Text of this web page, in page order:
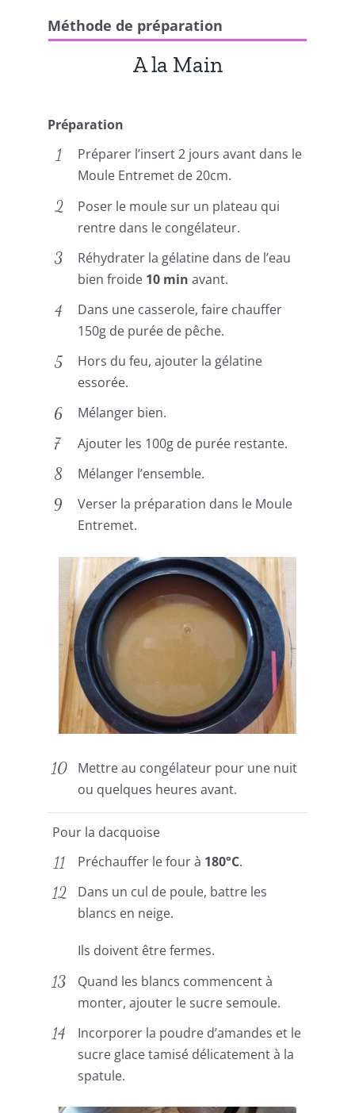
Méthode de préparation
A la Main
Préparation
Préparer l’insert 2 jours avant dans le
Moule Entremet de 20cm.
Poser le moule sur un plateau qui
rentre dans le congélateur.
Réhydrater la gélatine dans de l’eau
bien froide 10 min avant.
Dans une casserole, faire chauffer
150g de purée de pêche.
Hors du feu, ajouter la gélatine
essorée.
Mélanger bien.
Ajouter les 100g de purée restante.
Mélanger l’ensemble.
Verser la préparation dans le Moule
Entremet.
Mettre au congélateur pour une nuit
ou quelques heures avant.
Pour la dacquoise
Préchauffer le four à 180°C.
Dans un cul de poule, battre les
blancs en neige.
Ils doivent être fermes.
Quand les blancs commencent à
monter, ajouter le sucre semoule.
Incorporer la poudre d’amandes et le
sucre glace tamisé délicatement à la
spatule.